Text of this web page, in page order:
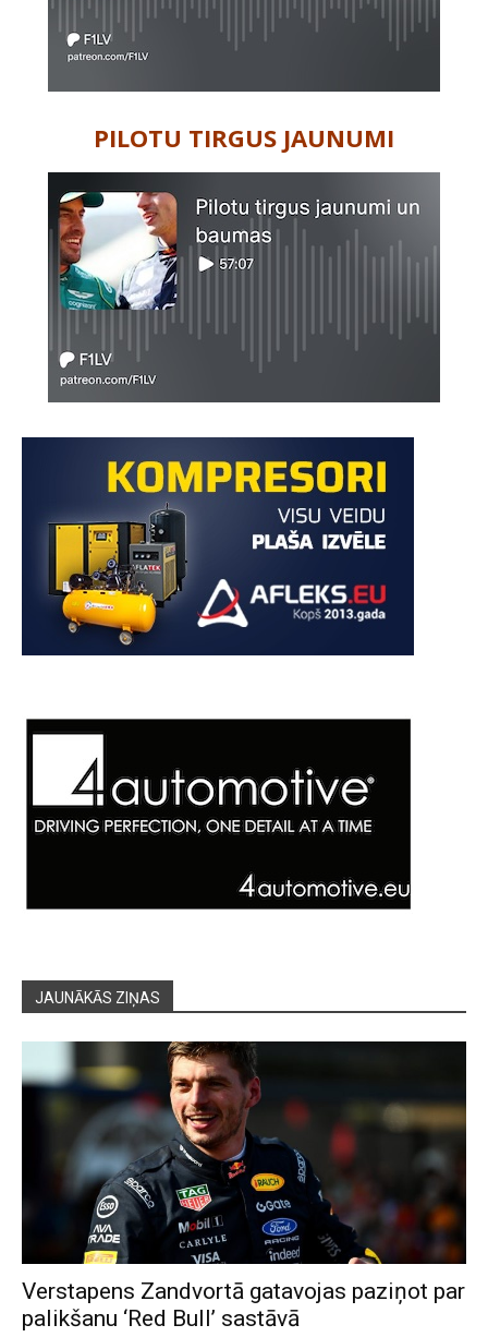
PILOTU TIRGUS JAUNUMI
JAUNĀKĀS ZIŅAS
Verstapens Zandvortā gatavojas paziņot par
palikšanu ‘Red Bull’ sastāvā